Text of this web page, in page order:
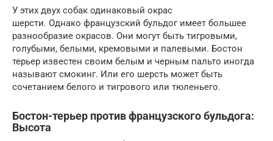
У этих двух собак одинаковый окрас
шерсти. Однако французский бульдог имеет большее
разнообразие окрасов. Они могут быть тигровыми,
голубыми, белыми, кремовыми и палевыми. Бостон
терьер известен своим белым и черным пальто иногда
называют смокинг. Или его шерсть может быть
сочетанием белого и тигрового или тюленьего.
Бостон-терьер против французского бульдога:
Высота